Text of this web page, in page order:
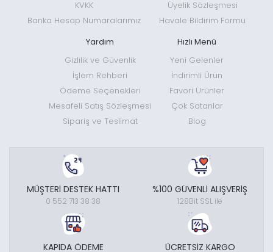
KVKK
Banka Hesap Numaralarımız
Üyelik Sözleşmesi
Havale Bildirim Formu
Yardım
Gizlilik ve Güvenlik
İşlem Rehberi
Ödeme Seçenekleri
Mesafeli Satış Sözleşmesi
Sipariş ve Teslimat
Hızlı Menü
Yeni Gelenler
İndirimli Ürün
Favori Ürünler
Çok Satanlar
Blog
MÜŞTERİ DESTEK HATTI
0 552 713 38 38
%100 GÜVENLİ ALIŞVERİŞ
128Bit SSL ile
KAPIDA ÖDEME ÜCRETSİZ KARGO